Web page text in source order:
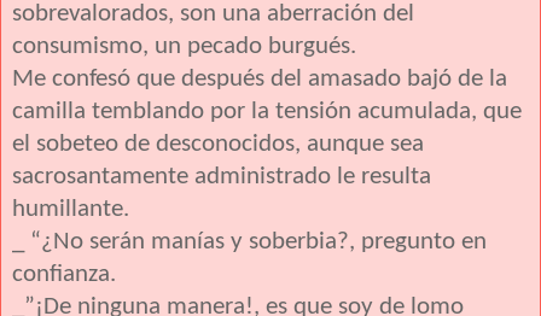
sobrevalorados, son una aberración del
consumismo, un pecado burgués.
Me confesó que después del amasado bajó de la
camilla temblando por la tensión acumulada, que
el sobeteo de desconocidos, aunque sea
sacrosantamente administrado le resulta
humillante.
_ “¿No serán manías y soberbia?, pregunto en
confianza.
_”¡De ninguna manera!, es que soy de lomo